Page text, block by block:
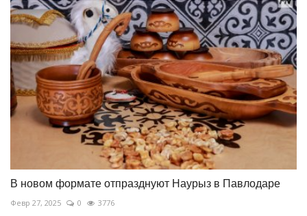
В новом формате отпразднуют Наурыз в Павлодаре
Февр 27, 2025 0 3776